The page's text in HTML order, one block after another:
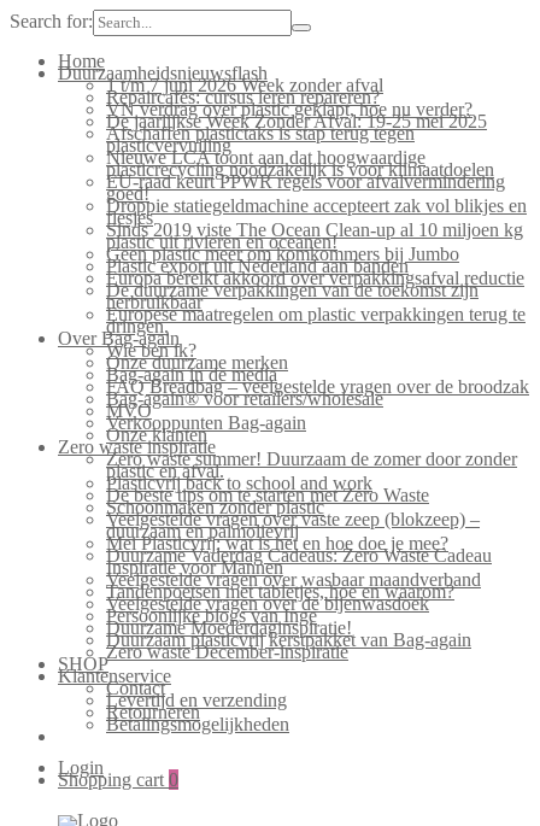
Search for:
Home
Duurzaamheidsnieuwsflash
1 t/m 7 juni 2026 Week zonder afval
Repaircafés: cursus leren repareren?
VN verdrag over plastic geklapt, hoe nu verder?
De jaarlijkse Week Zonder Afval: 19-25 mei 2025
Afschaffen plastictaks is stap terug tegen
plasticvervuiling
Nieuwe LCA toont aan dat hoogwaardige
plasticrecycling noodzakelijk is voor klimaatdoelen
EU-raad keurt PPWR regels voor afvalvermindering
goed!
Droppie statiegeldmachine accepteert zak vol blikjes en
flesjes
Sinds 2019 viste The Ocean Clean-up al 10 miljoen kg
plastic uit rivieren en oceanen!
Geen plastic meer om komkommers bij Jumbo
Plastic export uit Nederland aan banden
Europa bereikt akkoord over verpakkingsafval reductie
De duurzame verpakkingen van de toekomst zijn
herbruikbaar
Europese maatregelen om plastic verpakkingen terug te
dringen.
Over Bag-again
Wie ben ik?
Onze duurzame merken
Bag-again in de media
FAQ Breadbag – veelgestelde vragen over de broodzak
Bag-again® voor retailers/wholesale
MVO
Verkooppunten Bag-again
Onze klanten
Zero waste inspiratie
Zero waste summer! Duurzaam de zomer door zonder
plastic en afval.
Plasticvrij back to school and work
De beste tips om te starten met Zero Waste
Schoonmaken zonder plastic
Veelgestelde vragen over vaste zeep (blokzeep) –
duurzaam en palmolievrij
Mei Plasticvrij: wat is het en hoe doe je mee?
Duurzame Vaderdag Cadeaus: Zero Waste Cadeau
Inspiratie voor Mannen
Veelgestelde vragen over wasbaar maandverband
Tandenpoetsen met tabletjes, hoe en waarom?
Veelgestelde vragen over de bijenwasdoek
Persoonlijke blogs van Inge
Duurzame Moederdaginspiratie!
Duurzaam plasticvrij kerstpakket van Bag-again
Zero waste December-inspiratie
SHOP
Klantenservice
Contact
Levertijd en verzending
Retourneren
Betalingsmogelijkheden
Login
Shopping cart 0